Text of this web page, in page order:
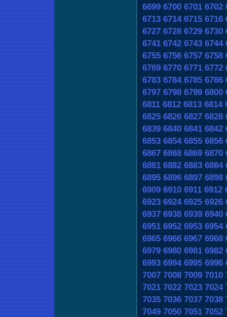
6699 6700 6701 6702
6713 6714 6715 6716
6727 6728 6729 6730
6741 6742 6743 6744
6755 6756 6757 6758
6769 6770 6771 6772
6783 6784 6785 6786
6797 6798 6799 6800
6811 6812 6813 6814
6825 6826 6827 6828
6839 6840 6841 6842
6853 6854 6855 6856
6867 6868 6869 6870
6881 6882 6883 6884
6895 6896 6897 6898
6909 6910 6911 6912
6923 6924 6925 6926
6937 6938 6939 6940
6951 6952 6953 6954
6965 6966 6967 6968
6979 6980 6981 6982
6993 6994 6995 6996
7007 7008 7009 7010
7021 7022 7023 7024
7035 7036 7037 7038
7049 7050 7051 7052